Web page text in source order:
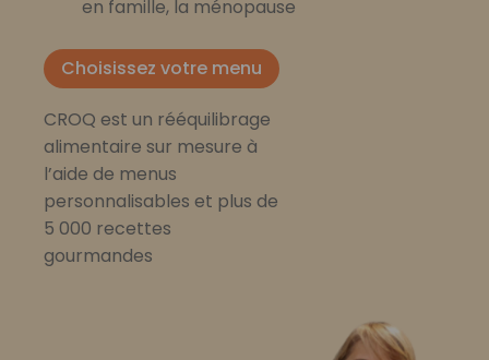
en famille, la ménopause
Choisissez votre menu
CROQ est un rééquilibrage
alimentaire sur mesure à
l’aide de menus
personnalisables et plus de
5 000 recettes
gourmandes